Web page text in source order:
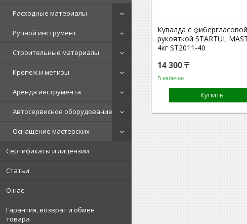
Расходные материалы
Ручной инструмент
Строительные материалы
Крепеж и метизы
Аренда инструмента
Автосервисное оборудование
Оснащение мастерских
Сертификаты и лицензии
Статьи
О нас
Гарантия, возврат и обмен
товара
Кувалда с фибергласовой
рукояткой STARTUL
4кг ST2011-40
14 300 ₸
В наличии
Купить